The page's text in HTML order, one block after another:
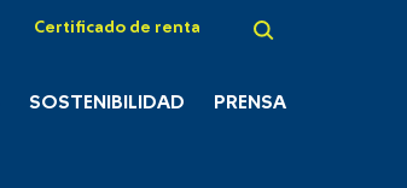
Certificado de renta
SOSTENIBILIDAD PRENSA